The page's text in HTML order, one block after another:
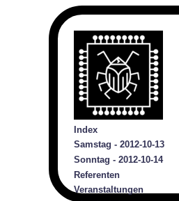
Index
Samstag - 2012-10-13
Sonntag - 2012-10-14
Referenten
Veranstaltungen